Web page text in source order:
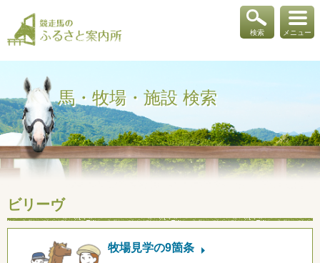
メニュー
検索
馬・牧場・施設 検索
ビリーヴ
牧場見学の9箇条